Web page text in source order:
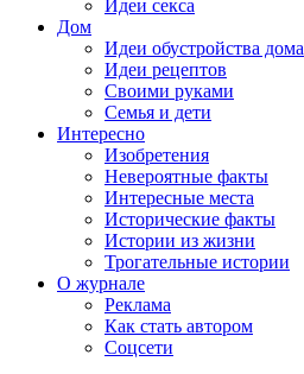
Идеи секса
Дом
Идеи обустройства дома
Идеи рецептов
Своими руками
Семья и дети
Интересно
Изобретения
Невероятные факты
Интересные места
Исторические факты
Истории из жизни
Трогательные истории
О журнале
Реклама
Как стать автором
Соцсети